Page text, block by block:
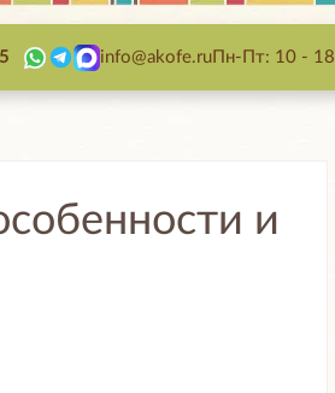
info@akofe.ru Пн-Пт: 10 - 18
и